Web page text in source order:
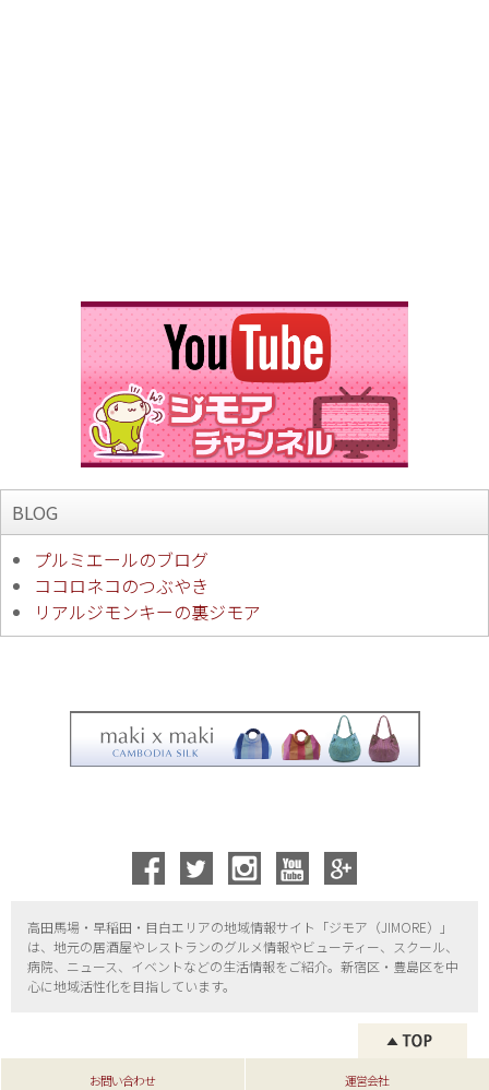
BLOG
プルミエールのブログ
ココロネコのつぶやき
リアルジモンキーの裏ジモア
高田馬場・早稲田・目白エリアの地域情報サイト「ジモア（JIMORE）」
は、地元の居酒屋やレストランのグルメ情報やビューティー、
スクール、
病院、ニュース、イベントなどの生活情報をご紹介。新宿区・ 豊島区を中
心に地域活性化を目指しています。
お問い合わせ 運営会社